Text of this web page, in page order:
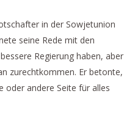
in der Sowjetunion
seine Rede mit den
Regierung haben, aber
zurechtkommen. Er betonte,
oder andere Seite für alles